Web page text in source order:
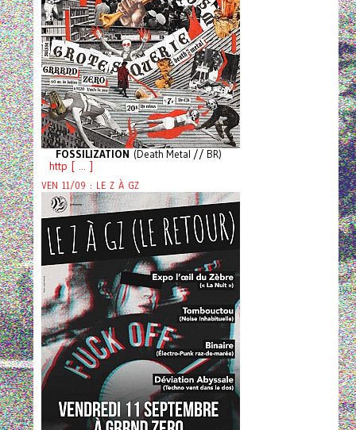
FOSSILIZATION (Death Metal // BR)
http [ ... ]
VEN 11/09 : LE Z À GZ